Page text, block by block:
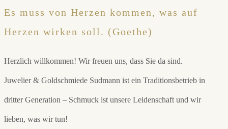
Es muss von Herzen kommen, was auf
Herzen wirken soll. (Goethe)
Herzlich willkommen! Wir freuen uns, dass Sie da sind.
Juwelier & Goldschmiede Sudmann ist ein Traditionsbetrieb in
dritter Generation – Schmuck ist unsere Leidenschaft und wir
lieben, was wir tun!